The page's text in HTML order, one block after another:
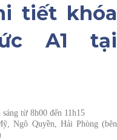
tiết khóa
A1 tại
từ 8h00 đến 11h15
Ngô Quyền, Hải Phòng (bên